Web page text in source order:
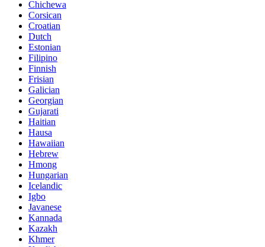
Chichewa
Corsican
Croatian
Dutch
Estonian
Filipino
Finnish
Frisian
Galician
Georgian
Gujarati
Haitian
Hausa
Hawaiian
Hebrew
Hmong
Hungarian
Icelandic
Igbo
Javanese
Kannada
Kazakh
Khmer